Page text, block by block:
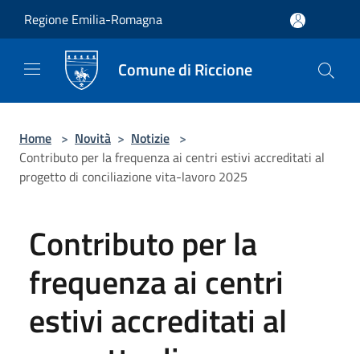
Regione Emilia-Romagna
Comune di Riccione
Home > Novità > Notizie >
Contributo per la frequenza ai centri estivi accreditati al
progetto di conciliazione vita-lavoro 2025
Contributo per la
frequenza ai centri
estivi accreditati al